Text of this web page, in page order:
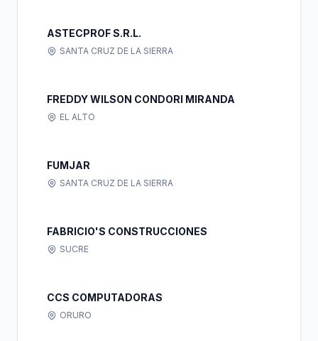
ASTECPROF S.R.L.
SANTA CRUZ DE LA SIERRA
FREDDY WILSON CONDORI MIRANDA
EL ALTO
FUMJAR
SANTA CRUZ DE LA SIERRA
FABRICIO'S CONSTRUCCIONES
SUCRE
CCS COMPUTADORAS
ORURO